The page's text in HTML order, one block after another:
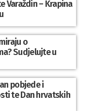
Varaždin – Krapina
o
Sudjelujte u
pobjede i
te Dan hrvatskih